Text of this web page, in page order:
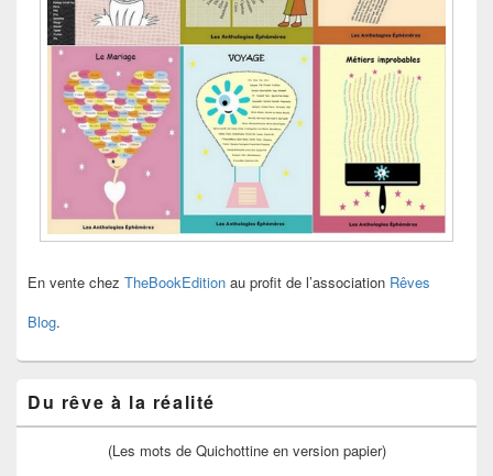
En vente chez TheBookEdition au profit de l’association Rêves
Blog.
Du rêve à la réalité
(Les mots de Quichottine en version papier)